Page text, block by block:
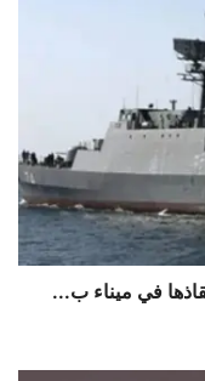
في ميناء ب...